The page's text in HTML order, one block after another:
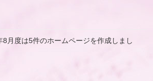
8月度は5件のホームページを作成しまし